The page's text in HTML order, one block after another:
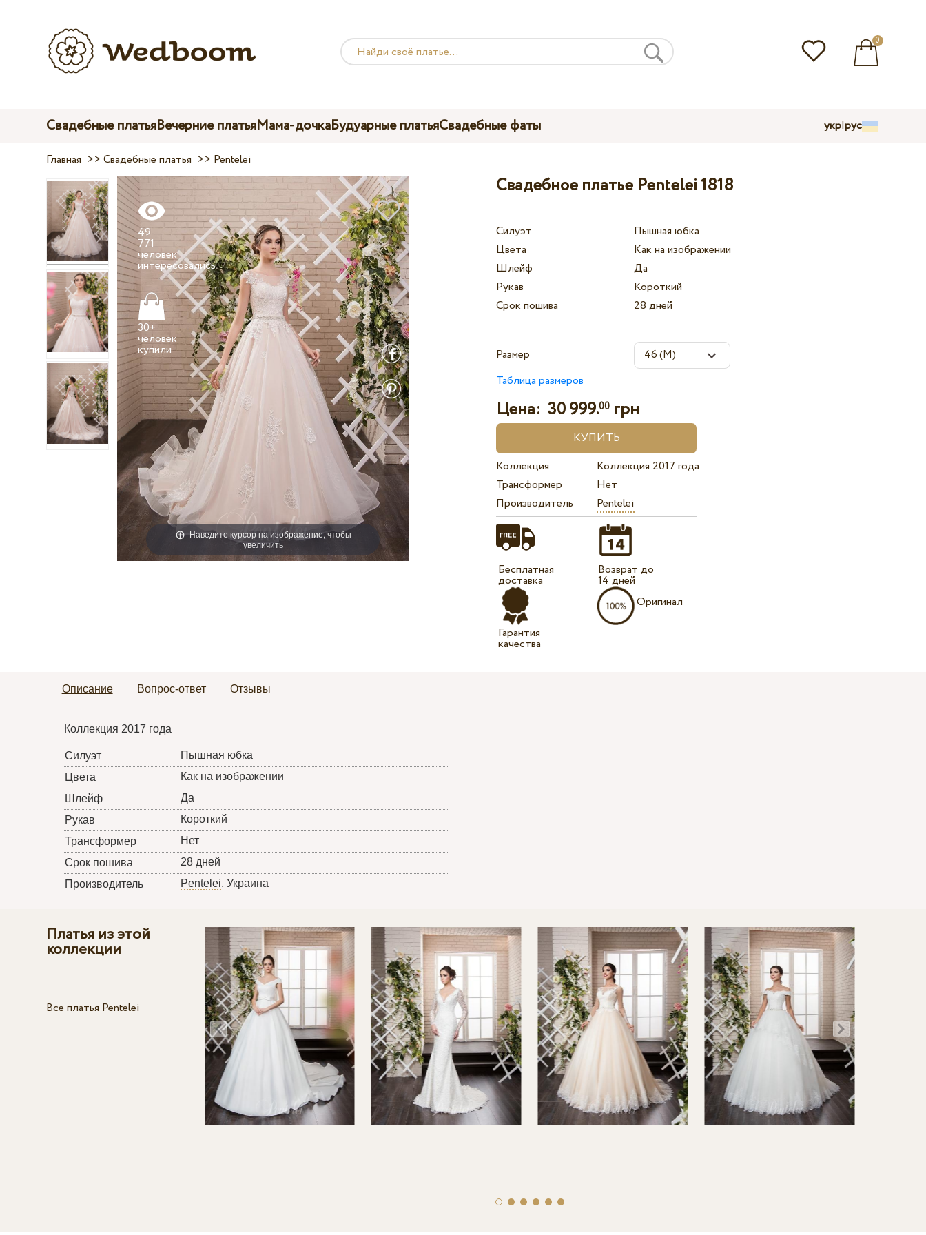
0
Свадебные платьяВечерние платьяМама-дочкаБудуарные платьяСвадебные фаты укр|рус
Главная >>Свадебные платья >> Pentelei
Наведите курсор на изображение, чтобы
увеличить
49
771
человек
интересовались
30+
человек
купили
Свадебное платье Pentelei 1818
Силуэт
Пышная юбка
Цвета
Как на изображении
Шлейф
Да
Рукав
Короткий
Срок пошива
28 дней
Размер
Таблица размеров
Цена:30 999.00 грн
Коллекция
Коллекция 2017 года
Трансформер
Нет
Производитель
Pentelei
Бесплатная
доставка
Гарантия
качества
Возврат до
14 дней
Оригинал
Описание Вопрос-ответ Отзывы
Коллекция 2017 года
Силуэт
Пышная юбка
Цвета
Как на изображении
Шлейф
Да
Рукав
Короткий
Трансформер
Нет
Срок пошива
28 дней
Производитель
Pentelei, Украина
Платья из этой
коллекции
Все платья Pentelei